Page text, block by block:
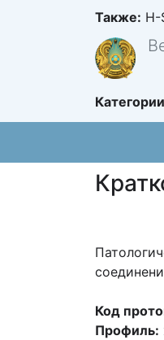
Также: H-
Код
Профиль: